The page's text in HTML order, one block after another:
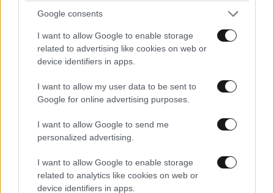
Google consents
I want to allow Google to enable storage
related to advertising like cookies on web or
device identifiers in apps.
I want to allow my user data to be sent to
Google for online advertising purposes.
I want to allow Google to send me
personalized advertising.
I want to allow Google to enable storage
related to analytics like cookies on web or
device identifiers in apps.